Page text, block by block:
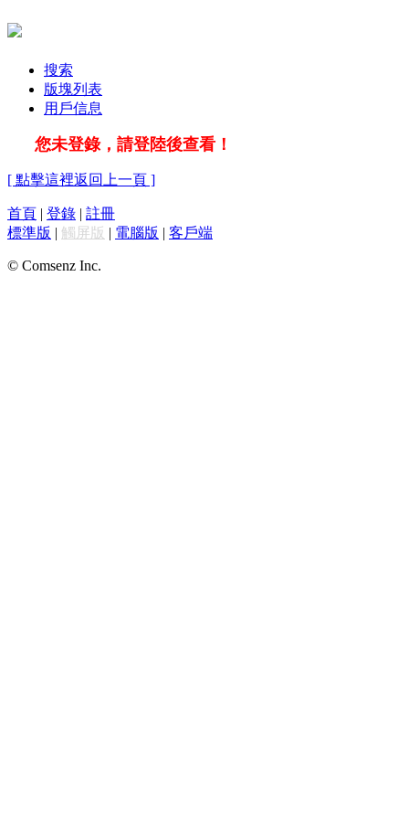
搜索
版塊列表
用戶信息
您未登錄，請登陸後查看！
[ 點擊這裡返回上一頁 ]
首頁 | 登錄 | 註冊
標準版 | 觸屏版 | 電腦版 | 客戶端
© Comsenz Inc.